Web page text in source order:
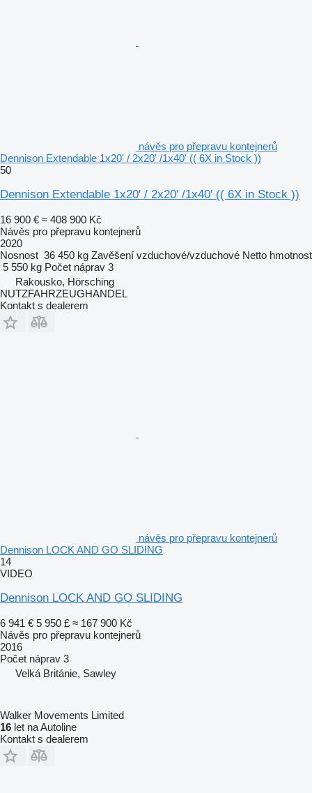
návěs pro přepravu kontejnerů
Dennison Extendable 1x20' / 2x20' /1x40' (( 6X in Stock ))
50
Dennison Extendable 1x20' / 2x20' /1x40' (( 6X in Stock ))
16 900 € ≈ 408 900 Kč
Návěs pro přepravu kontejnerů
2020
Nosnost 36 450 kg Zavěšení vzduchové/vzduchové Netto hmotnost
5 550 kg Počet náprav 3
Rakousko, Hörsching
NUTZFAHRZEUGHANDEL
Kontakt s dealerem
návěs pro přepravu kontejnerů
Dennison LOCK AND GO SLIDING
14
VIDEO
Dennison LOCK AND GO SLIDING
6 941 € 5 950 £ ≈ 167 900 Kč
Návěs pro přepravu kontejnerů
2016
Počet náprav 3
Velká Británie, Sawley
Walker Movements Limited
16 let na Autoline
Kontakt s dealerem